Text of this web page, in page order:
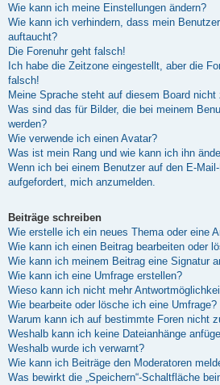
Wie kann ich meine Einstellungen ändern?
Wie kann ich verhindern, dass mein
auftaucht?
Die Forenuhr geht falsch!
Ich habe die Zeitzone eingestellt, aber die
falsch!
Meine Sprache steht auf diesem Board nicht
Was sind das für Bilder, die bei meinem
werden?
Wie verwende ich einen Avatar?
Was ist mein Rang und wie kann ich ihn
Wenn ich bei einem Benutzer auf den E-
aufgefordert, mich anzumelden.
Beiträge schreiben
Wie erstelle ich ein neues Thema oder eine
Wie kann ich einen Beitrag bearbeiten oder
Wie kann ich meinem Beitrag eine Signatur
Wie kann ich eine Umfrage erstellen?
Wieso kann ich nicht mehr
Wie bearbeite oder lösche ich eine Umfrage?
Warum kann ich auf bestimmte Foren nicht
Weshalb kann ich keine Dateianhänge
Weshalb wurde ich verwarnt?
Wie kann ich Beiträge den Moderatoren
Was bewirkt die „Speichern“-Schaltfläche